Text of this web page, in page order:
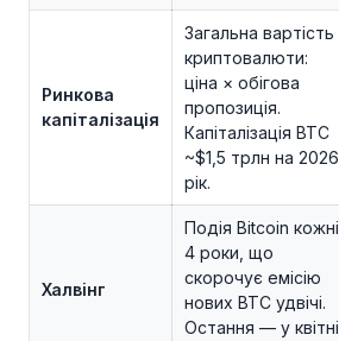
Ринкова
капіталізація
Загальна вартість
криптовалюти:
ціна × обігова
пропозиція.
Капіталізація BTC
~$1,5 трлн на 2026
рік.
Халвінг
Подія Bitcoin кожні
4 роки, що
скорочує емісію
нових BTC удвічі.
Остання — у квітні